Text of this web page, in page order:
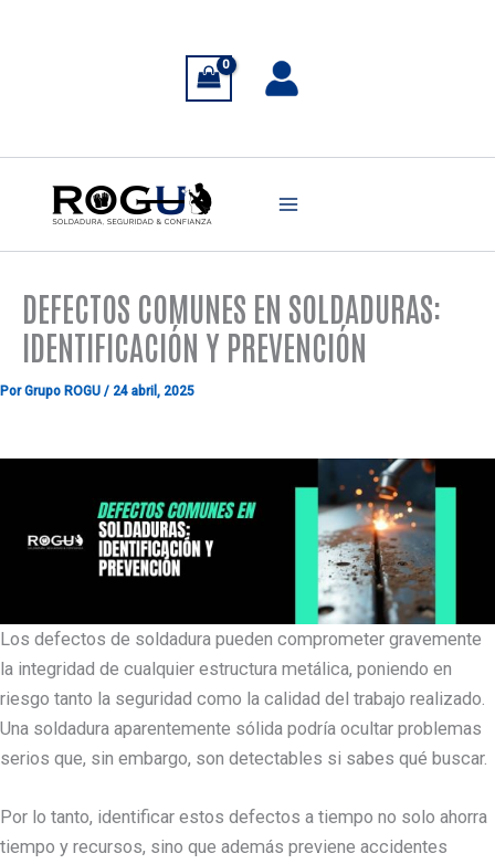
DEFECTOS COMUNES EN SOLDADURAS:
IDENTIFICACIÓN Y PREVENCIÓN
PorGrupo ROGU / 24 abril, 2025
Los defectos de soldadura pueden comprometer gravemente
la integridad de cualquier estructura metálica, poniendo en
riesgo tanto la seguridad como la calidad del trabajo realizado.
Una soldadura aparentemente sólida podría ocultar problemas
serios que, sin embargo, son detectables si sabes qué buscar.
Por lo tanto, identificar estos defectos a tiempo no solo ahorra
tiempo y recursos, sino que además previene accidentes